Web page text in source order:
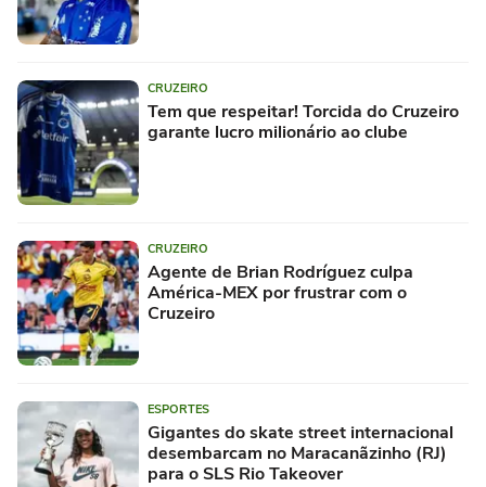
CRUZEIRO
Tem que respeitar! Torcida do Cruzeiro
garante lucro milionário ao clube
CRUZEIRO
Agente de Brian Rodríguez culpa
América-MEX por frustrar com o
Cruzeiro
ESPORTES
Gigantes do skate street internacional
desembarcam no Maracanãzinho (RJ)
para o SLS Rio Takeover